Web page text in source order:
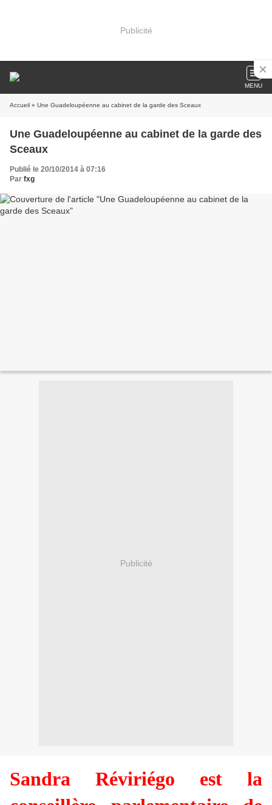
Publicité
MENU
Accueil » Une Guadeloupéenne au cabinet de la garde des Sceaux
Une Guadeloupéenne au cabinet de la garde des
Sceaux
Publié le 20/10/2014 à 07:16
Par fxg
Publicité
Sandra Réviriégo est la